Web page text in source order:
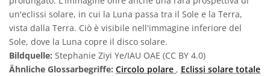
un'eclissi solare, in cui la Luna passa tra il Sole e la Terra,
vista dalla Terra. Ciò è visibile nell'immagine inferiore del
Sole, dove la Luna copre il disco solare.
Bildquelle: Stephanie Ziyi Ye/IAU OAE (CC BY 4.0)
Ähnliche Glossarbegriffe: Circolo polare , Eclissi solare totale